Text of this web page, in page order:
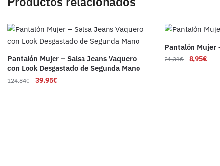
Pantalón Mujer – Salsa Jeans Vaquero
con Look Desgastado de Segunda Mano
124,84€ 39,95€
Pantalón Mujer
21,31€ 8,95€